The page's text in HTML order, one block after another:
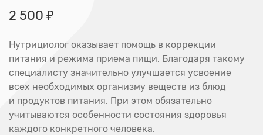
2 500 ₽
Нутрициолог оказывает помощь в коррекции
питания и режима приема пищи. Благодаря такому
специалисту значительно улучшается усвоение
всех необходимых организму веществ из блюд
и продуктов питания. При этом обязательно
учитываются особенности состояния здоровья
каждого конкретного человека.